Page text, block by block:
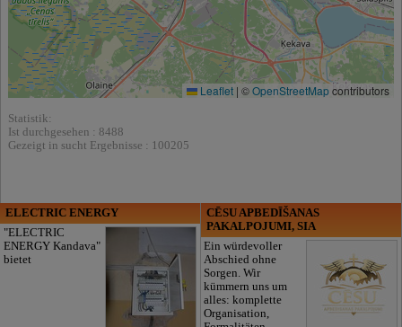
Leaflet | ©OpenStreetMapcontributors
Statistik:
Ist durchgesehen : 8488
Gezeigt in sucht Ergebnisse : 100205
ELECTRIC ENERGY
"ELECTRIC
ENERGY Kandava"
bietet
CĒSU APBEDĪŠANAS
PAKALPOJUMI, SIA
Ein würdevoller
Abschied ohne
Sorgen. Wir
kümmern uns um
alles: komplette
Organisation,